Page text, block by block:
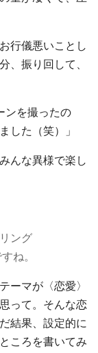
行儀悪いことし
、振り回して、
ンを撮ったの
した（笑）」
んな異様で楽し
ング
ね。
ーマが〈恋愛〉
って。そんな恋
結果、設定的に
ころを書いてみ